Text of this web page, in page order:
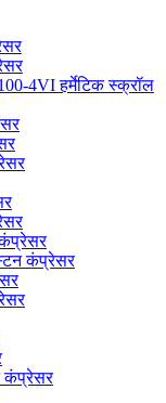
4VI हर्मेटिक स्क्रॉल
कंप्रेसर
कंप्रेसर
कंप्रेसर